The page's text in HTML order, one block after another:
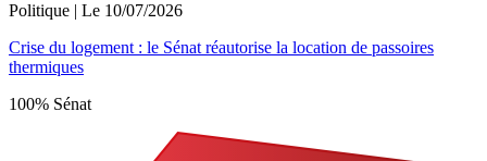
Politique | Le 10/07/2026
Crise du logement : le Sénat réautorise la location de passoires
thermiques
100% Sénat